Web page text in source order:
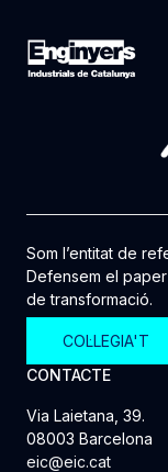
Som l’entitat de
Defensem el
de transformació.
COL·LEGIA'T
CONTACTE
Via Laietana, 39.
08003 Barcelona
eic@eic.cat